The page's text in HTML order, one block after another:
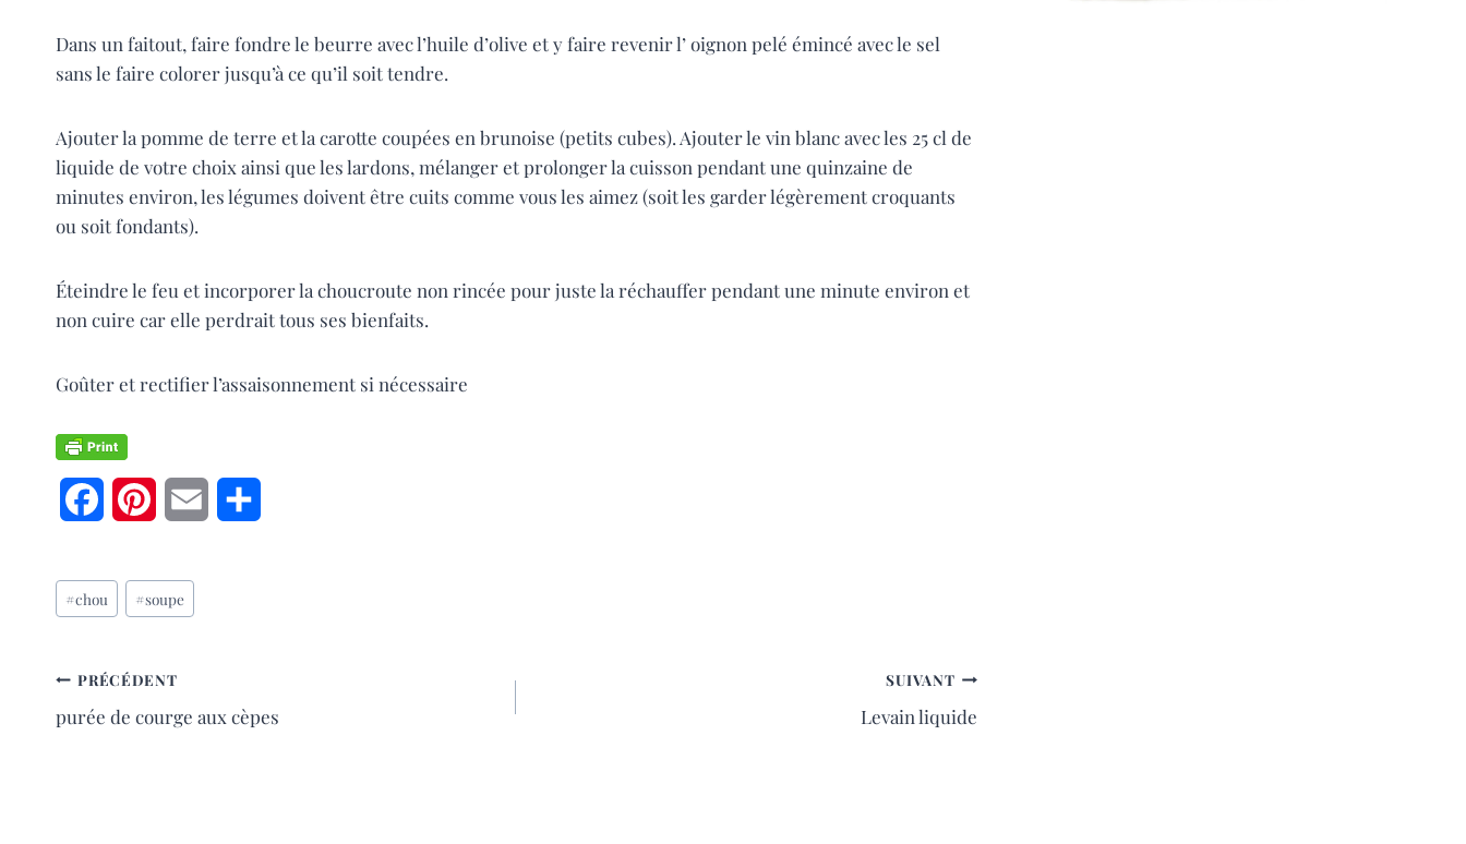
Dans un faitout, faire fondre le beurre avec l’huile d’olive et y faire revenir l’ oignon pelé émincé avec le sel
sans le faire colorer jusqu’à ce qu’il soit tendre.
Ajouter la pomme de terre et la carotte coupées en brunoise (petits cubes). Ajouter le vin blanc avec les 25 cl de
liquide de votre choix ainsi que les lardons, mélanger et prolonger la cuisson pendant une quinzaine de
minutes environ, les légumes doivent être cuits comme vous les aimez (soit les garder légèrement croquants
ou soit fondants).
Éteindre le feu et incorporer la choucroute non rincée pour juste la réchauffer pendant une minute environ et
non cuire car elle perdrait tous ses bienfaits.
Goûter et rectifier l’assaisonnement si nécessaire
c
b
o
n
e
r
g
Étiquettes
de
publication :
#chou #soupe
NAVIGATION
DE
PRÉCÉDENT
purée de courge aux cèpes
SUIVANT
Levain liquide